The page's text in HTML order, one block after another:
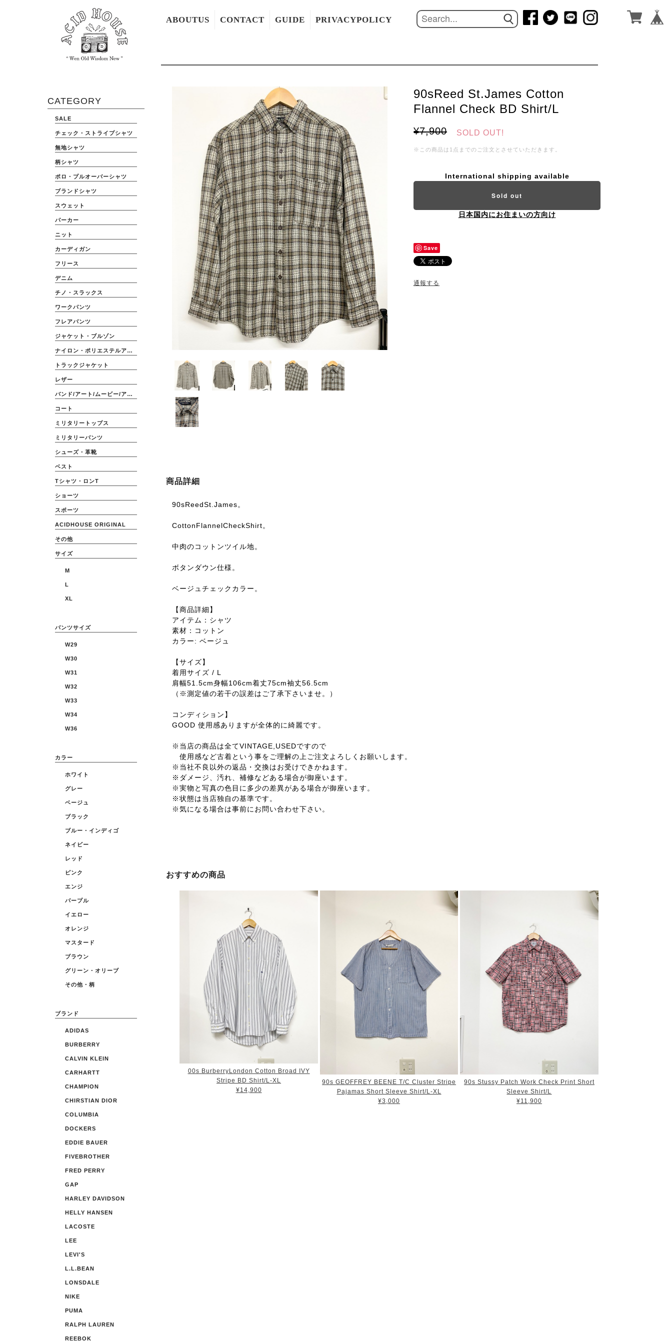
CATEGORY
SALE
チェック・ストライプシャツ
無地シャツ
柄シャツ
ポロ・プルオーバーシャツ
ブランドシャツ
スウェット
パーカー
ニット
カーディガン
フリース
デニム
チノ・スラックス
ワークパンツ
フレアパンツ
ジャケット・ブルゾン
ナイロン・ポリエステルアウター
トラックジャケット
レザー
バンド/アート/ムービー/アニメ
コート
ミリタリートップス
ミリタリーパンツ
シューズ・革靴
ベスト
Tシャツ・ロンT
ショーツ
スポーツ
ACIDHOUSE ORIGINAL
その他
サイズ
M
L
XL
パンツサイズ
W29
W30
W31
W32
W33
W34
W36
カラー
ホワイト
グレー
ベージュ
ブラック
ブルー・インディゴ
ネイビー
レッド
ピンク
エンジ
パープル
イエロー
オレンジ
マスタード
ブラウン
グリーン・オリーブ
その他・柄
ブランド
ADIDAS
BURBERRY
CALVIN KLEIN
CARHARTT
CHAMPION
CHIRSTIAN DIOR
COLUMBIA
DOCKERS
EDDIE BAUER
FIVEBROTHER
FRED PERRY
GAP
HARLEY DAVIDSON
HELLY HANSEN
LACOSTE
LEE
LEVI'S
L.L.BEAN
LONSDALE
NIKE
PUMA
RALPH LAUREN
REEBOK
ABOUTUS CONTACT GUIDE PRIVACYPOLICY
90sReed St.James Cotton
Flannel Check BD Shirt/L
¥7,900 SOLD OUT!
※この商品は1点までのご注文とさせていただきます。
International shipping available
Sold out
日本国内にお住まいの方向け
Save
通報する
商品詳細
90sReedSt.James。
CottonFlannelCheckShirt。
中肉のコットンツイル地。
ボタンダウン仕様。
ベージュチェックカラー。
【商品詳細】
アイテム：シャツ
素材：コットン
カラー: ベージュ
【サイズ】
着用サイズ / L
肩幅51.5cm身幅106cm着丈75cm袖丈56.5cm
（※測定値の若干の誤差はご了承下さいませ。）
コンディション】
GOOD 使用感ありますが全体的に綺麗です。
※当店の商品は全てVINTAGE,USEDですので
使用感など古着という事をご理解の上ご注文よろしくお願いします。
※当社不良以外の返品・交換はお受けできかねます。
※ダメージ、汚れ、補修などある場合が御座います。
※実物と写真の色目に多少の差異がある場合が御座います。
※状態は当店独自の基準です。
※気になる場合は事前にお問い合わせ下さい。
おすすめの商品
00s BurberryLondon Cotton Broad IVY
Stripe BD Shirt/L-XL
¥14,900
90s GEOFFREY BEENE T/C Cluster Stripe
Pajamas Short Sleeve Shirt/L-XL
¥3,000
90s Stussy Patch Work Check Print Short
Sleeve Shirt/L
¥11,900